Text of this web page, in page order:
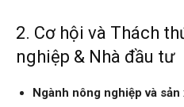
2. Cơ hội và Thách
nghiệp & Nhà đầu tư
Ngành nông nghiệp và